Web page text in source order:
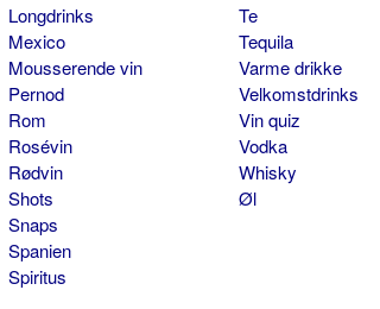
Longdrinks
Mexico
Mousserende vin
Pernod
Rom
Rosévin
Rødvin
Shots
Snaps
Spanien
Spiritus
Te
Tequila
Varme drikke
Velkomstdrinks
Vin quiz
Vodka
Whisky
Øl